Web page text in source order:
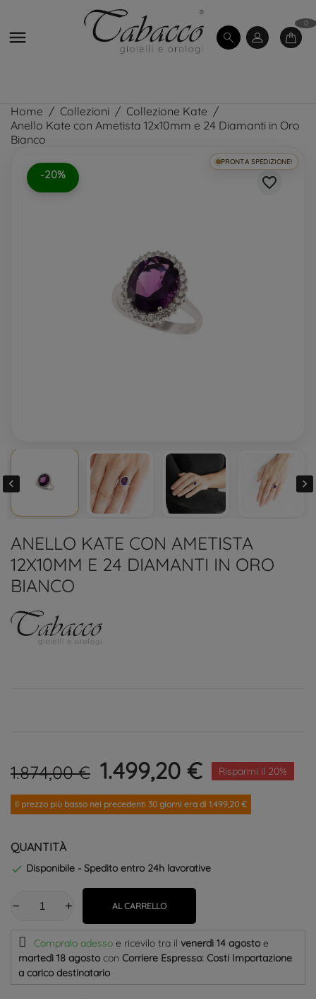

0
Home Collezioni
Collezione Kate
Anello Kate con Ametista 12x10mm e 24 Diamanti in Oro
Bianco
-20%
PRONTA SPEDIZIONE!
favorite_border
 
ANELLO KATE CON AMETISTA
12X10MM E 24 DIAMANTI IN ORO
BIANCO
1.874,00 € 1.499,20 € Risparmi il 20%
Il prezzo più basso nei precedenti 30 giorni era di 1.499,20 €
QUANTITÀ
 Disponibile - Spedito entro 24h lavorative
AL CARRELLO
Compralo adesso e ricevilo tra il venerdì 14 agostoe
martedì 18 agosto con Corriere Espresso: Costi Importazione
a carico destinatario